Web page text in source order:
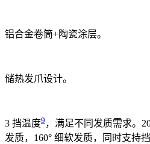
铝合金卷筒+陶瓷涂层。
储热发爪设计。
3 挡温度9 ，满足不同发质需求。
发质，160° 细软发质，同时支持挡